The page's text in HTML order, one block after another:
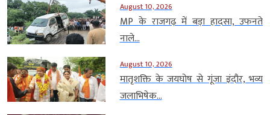
August 10, 2026
MP के राजगढ़ में बड़ा हादसा, उफनते
नाले...
August 10, 2026
मातृशक्ति के जयघोष से गूंजा इंदौर, भव्य
जलाभिषेक...